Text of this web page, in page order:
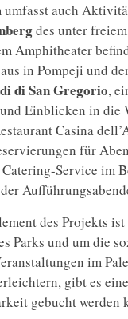
umfasst auch
des unter
Amphitheater
in Pompeji und
di San Gregorio,
Einblicken in die
Casina
für
Service im
des Projekts
Parks und um die
im
gibt es
gebucht werden